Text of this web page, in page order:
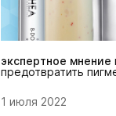
экспертное мнение
предотвратить
1 июля 2022